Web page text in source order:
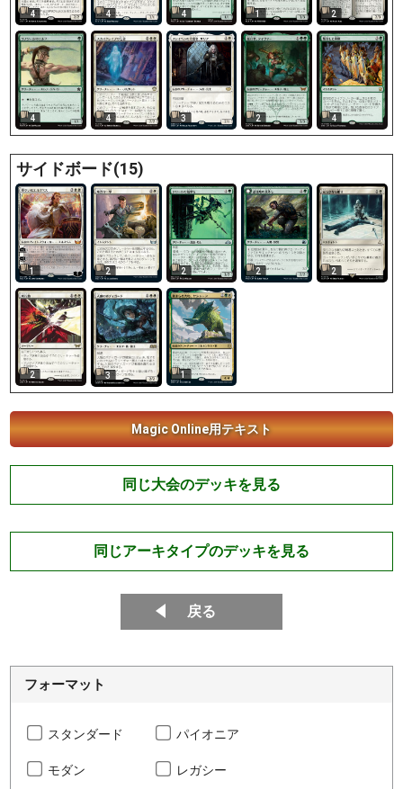
4 4 4 1 2
4 4 3 2 4
サイドボード(15)
1 2 2 2 2
2 3 1
Magic Online用テキスト
同じ大会のデッキを見る
同じアーキタイプのデッキを見る
戻る
フォーマット
スタンダード パイオニア
モダン レガシー